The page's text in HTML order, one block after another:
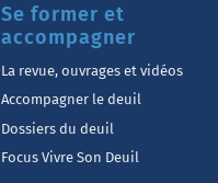
Se former et
accompagner
La revue, ouvrages et vidéos
Accompagner le deuil
Dossiers du deuil
Focus Vivre Son Deuil